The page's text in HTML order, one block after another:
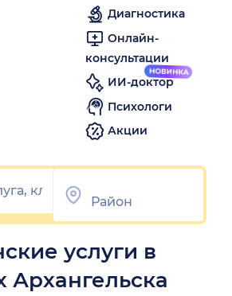
Диагностика
Онлайн-
консультации
ИИ-доктор
Психологи
Акции
услуги в
Архангельска